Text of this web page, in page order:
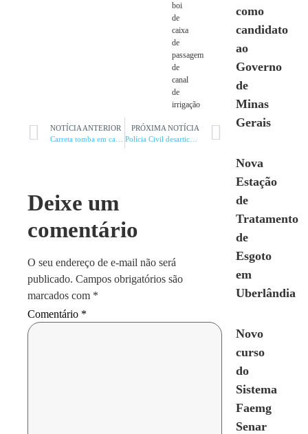
boi
de
caixa
de
passagem
de
canal
de
irrigação
NOTÍCIA ANTERIOR
PRÓXIMA NOTÍCIA
Deixe um
comentário
O seu endereço de e-mail não será
publicado. Campos obrigatórios são
marcados com *
Comentário *
como
candidato
ao
Governo
de
Minas
Gerais
Nova
Estação
de
Tratamento
de
Esgoto
em
Uberlândia
Novo
curso
do
Sistema
Faemg
Senar